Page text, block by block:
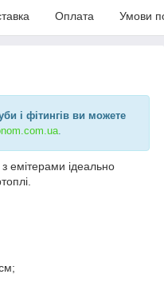
Оплата Умови
і фітингів ви можете
з емітерами ідеально